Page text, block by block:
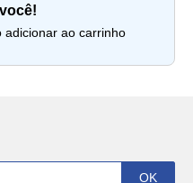
adicionar ao carrinho